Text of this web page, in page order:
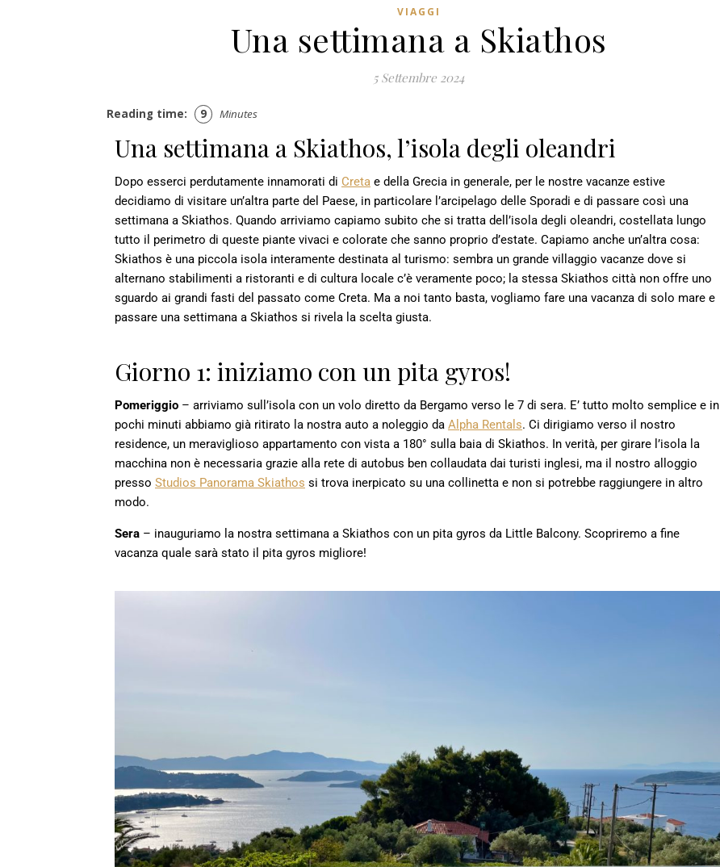
VIAGGI
Una settimana a Skiathos
5 Settembre 2024
Reading time: 9 Minutes
Una settimana a Skiathos, l’isola degli oleandri
Dopo esserci perdutamente innamorati di Creta e della Grecia in generale, per le nostre vacanze estive
decidiamo di visitare un’altra parte del Paese, in particolare l’arcipelago delle Sporadi e di passare così una
settimana a Skiathos. Quando arriviamo capiamo subito che si tratta dell’isola degli oleandri, costellata lungo
tutto il perimetro di queste piante vivaci e colorate che sanno proprio d’estate. Capiamo anche un’altra cosa:
Skiathos è una piccola isola interamente destinata al turismo: sembra un grande villaggio vacanze dove si
alternano stabilimenti a ristoranti e di cultura locale c’è veramente poco; la stessa Skiathos città non offre uno
sguardo ai grandi fasti del passato come Creta. Ma a noi tanto basta, vogliamo fare una vacanza di solo mare e
passare una settimana a Skiathos si rivela la scelta giusta.
Giorno 1: iniziamo con un pita gyros!
Pomeriggio – arriviamo sull’isola con un volo diretto da Bergamo verso le 7 di sera. E’ tutto molto semplice e in
pochi minuti abbiamo già ritirato la nostra auto a noleggio da Alpha Rentals. Ci dirigiamo verso il nostro
residence, un meraviglioso appartamento con vista a 180° sulla baia di Skiathos. In verità, per girare l’isola la
macchina non è necessaria grazie alla rete di autobus ben collaudata dai turisti inglesi, ma il nostro alloggio
presso Studios Panorama Skiathos si trova inerpicato su una collinetta e non si potrebbe raggiungere in altro
modo.
Sera – inauguriamo la nostra settimana a Skiathos con un pita gyros da Little Balcony. Scopriremo a fine
vacanza quale sarà stato il pita gyros migliore!